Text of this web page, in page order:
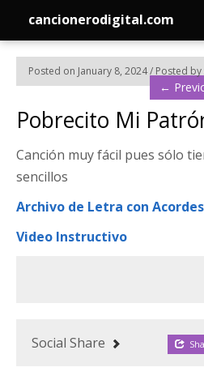
cancionerodigital.com
Inicio
Acordes
Guitarra
Posted on January 8, 2024 / Posted by
←
Pobrecito Mi
Canción muy fácil pues sólo
sencillos
Archivo de Letra con
Video Instructivo
Social Share